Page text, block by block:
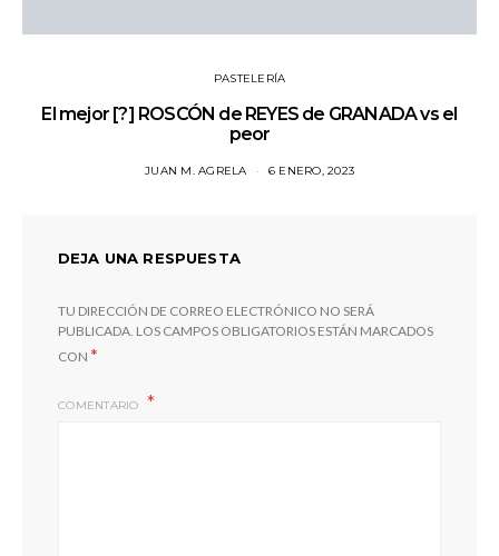
PASTELERÍA
El mejor [?] ROSCÓN de REYES de GRANADA vs el
peor
JUAN M. AGRELA 6 ENERO, 2023
DEJA UNA RESPUESTA
TU DIRECCIÓN DE CORREO ELECTRÓNICO NO SERÁ
PUBLICADA. LOS CAMPOS OBLIGATORIOS ESTÁN MARCADOS
CON *
COMENTARIO